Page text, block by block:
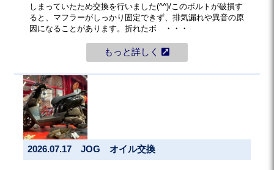
しまっていたため交換を行いました(^^)/このボルトが破損す
ると、マフラーがしっかり固定できず、排気漏れや異音の原
因になることがあります。折れたボ ・・・
もっと詳しく
2026.07.17 JOG オイル交換